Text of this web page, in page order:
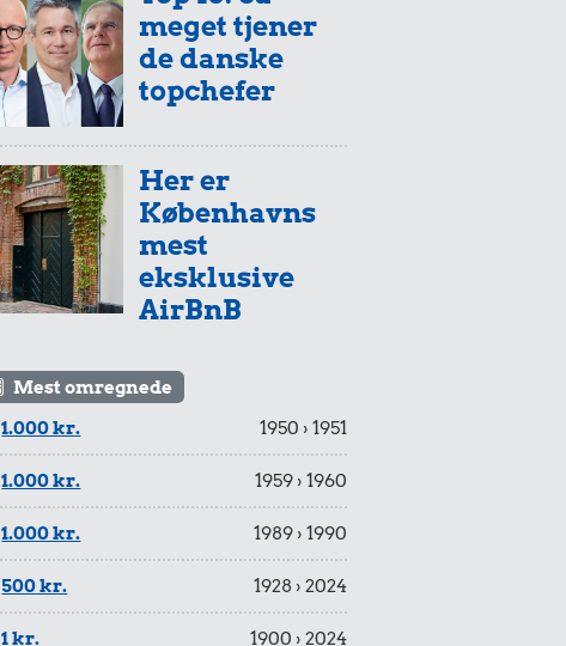
meget tjener
de danske
topchefer
Her er
Københavns
mest
eksklusive
AirBnB
Mest omregnede
1.000 kr.
1950 › 1951
1.000 kr. 1959 › 1960
1.000 kr. 1989 › 1990
500 kr. 1928 › 2024
1 kr. 1900 › 2024